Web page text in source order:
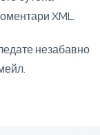
XML.
незабавно